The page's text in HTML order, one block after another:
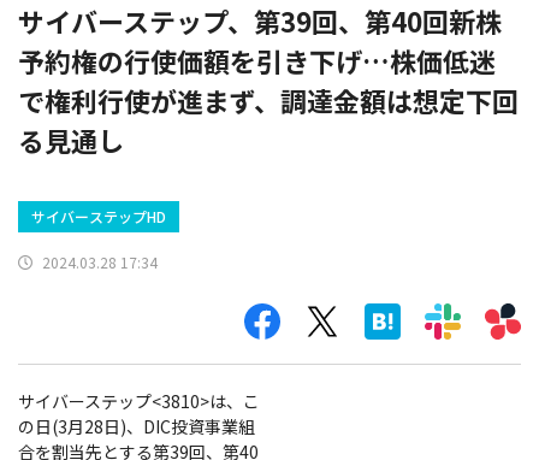
サイバーステップ、第39回、第40回新株
予約権の行使価額を引き下げ…株価低迷
で権利行使が進まず、調達金額は想定下回
る見通し
サイバーステップHD
2024.03.28 17:34
サイバーステップ<3810>は、こ
の日(3月28日)、DIC投資事業組
合を割当先とする第39回、第40